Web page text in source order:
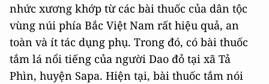
nhức xương khớp từ các bài thuốc của dân tộc
vùng núi phía Bắc Việt Nam rất hiệu quả, an
toàn và ít tác dụng phụ. Trong đó, có bài thuốc
tắm lá nổi tiếng của người Dao đỏ tại xã Tả
Phìn, huyện Sapa. Hiện tại, bài thuốc tắm nói